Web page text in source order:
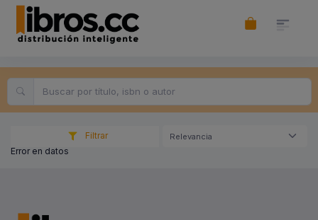
Filtrar Relevancia
Error en datos